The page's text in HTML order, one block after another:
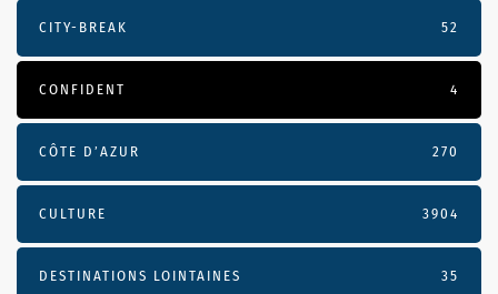
CITY-BREAK 52
CONFIDENT 4
CÔTE D’AZUR 270
CULTURE 3904
DESTINATIONS LOINTAINES 35